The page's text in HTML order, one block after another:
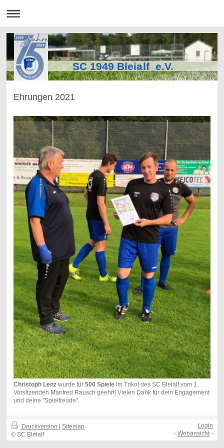
SC 1949 Bleialf e.V.
Ehrungen 2021
Christoph Lenzwurde für 500 Spieleim Trikot des SC Bleialf vom 1.
Vorsitzenden Manfred Rausch geehrt! Vielen Dank für dein Engagement
und deine "Spielfreude".
Druckversion
Sitemap
© SC Bleialf
Login
-Webansicht-